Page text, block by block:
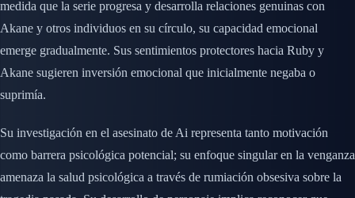
medida que la serie progresa y desarrolla relaciones genuinas con
Akane y otros individuos en su círculo, su capacidad emocional
emerge gradualmente. Sus sentimientos protectores hacia Ruby y
Akane sugieren inversión emocional que inicialmente negaba o
suprimía.
Su investigación en el asesinato de Ai representa tanto motivación
como barrera psicológica potencial; su enfoque singular en la venganza
amenaza la salud psicológica a través de rumiación obsesiva sobre la